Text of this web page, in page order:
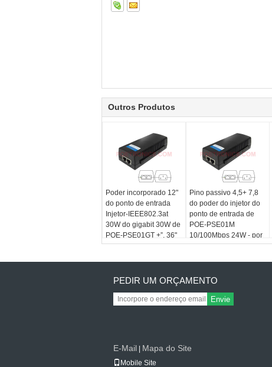
Outros Produtos
Poder incorporado 12"
do ponto de entrada
Injetor-IEEE802.3at
30W do gigabit 30W de
POE-PSE01GT +”, 36"
-”
Pino passivo 4,5+ 7,8
do poder do injetor do
ponto de entrada de
POE-PSE01M
10/100Mbps 24W - por
POETRONICS
PEDIR UM ORÇAMENTO
Envie
E-Mail Mapa do Site
Mobile Site